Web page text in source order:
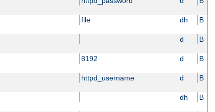
file dh B
d B
8192 d B
httpd_username d B
dh B